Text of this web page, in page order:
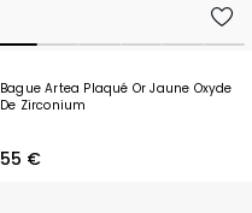
Bague Artea Plaqué Or Jaune Oxyde
De Zirconium
55 €